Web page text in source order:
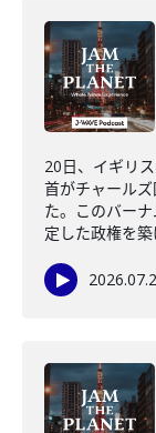
20日、イギリ
首がチャール
た。このバー
定した政権を